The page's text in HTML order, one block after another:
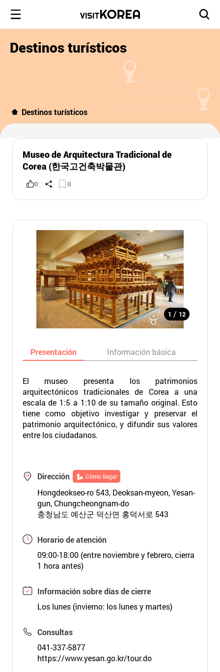
Destinos turísticos
Destinos turísticos
Museo de Arquitectura Tradicional de
Corea (한국고건축박물관)
0 0
1 / 12
Presentación Información básica
El museo presenta los patrimonios
arquitectónicos tradicionales de Corea a una
escala de 1:5 a 1:10 de su tamaño original. Esto
tiene como objetivo investigar y preservar el
patrimonio arquitectónico, y difundir sus valores
entre los ciudadanos.
Dirección Cómo llegar
Hongdeokseo-ro 543, Deoksan-myeon, Yesan-
gun, Chungcheongnam-do
충청남도 예산군 덕산면 홍덕서로 543
Horario de atención
09:00-18:00 (entre noviembre y febrero, cierra
1 hora antes)
Información sobre días de cierre
Los lunes (invierno: los lunes y martes)
Consultas
041-337-5877
https://www.yesan.go.kr/tour.do